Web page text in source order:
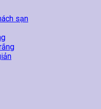
sạn